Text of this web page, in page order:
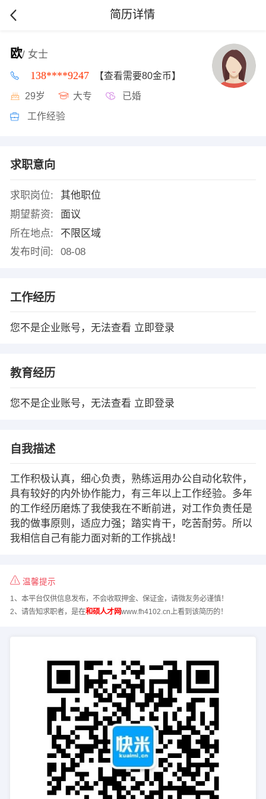
简历详情
欧/ 女士
138****9247 【查看需要80金币】
29岁 大专 已婚
工作经验
求职意向
求职岗位:
其他职位
期望薪资:
面议
所在地点:
不限区域
发布时间:
08-08
工作经历
您不是企业账号，无法查看 立即登录
教育经历
您不是企业账号，无法查看 立即登录
自我描述
工作积极认真，细心负责，熟练运用办公自动化软件，
具有较好的内外协作能力，有三年以上工作经验。多年
的工作经历磨炼了我使我在不断前进，对工作负责任是
我的做事原则，适应力强；踏实肯干，吃苦耐劳。所以
我相信自己有能力面对新的工作挑战！
温馨提示
1、本平台仅供信息发布，不会收取押金、保证金，请微友务必谨慎！
2、请告知求职者，是在和硕人才网www.fh4102.cn上看到该简历的！